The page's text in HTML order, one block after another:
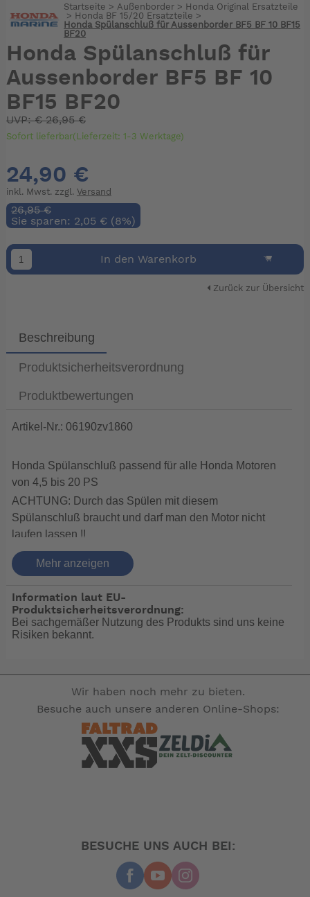
Startseite >Außenborder > Honda Original Ersatzteile
> Honda BF 15/20 Ersatzteile >
Honda Spülanschluß für Aussenborder BF5 BF 10 BF15
BF20
Honda Spülanschluß für
Aussenborder BF5 BF 10
BF15 BF20
UVP:€26,95 €
Sofort lieferbar(Lieferzeit: 1-3 Werktage)
24,90 €
inkl. Mwst. zzgl. Versand
26,95 €
Sie sparen: 2,05 € (8%)
In den Warenkorb
Zurück zur Übersicht
Beschreibung
Produktsicherheitsverordnung
Produktbewertungen
Artikel-Nr.: 06190zv1860
Honda Spülanschluß passend für alle Honda Motoren
von 4,5 bis 20 PS
ACHTUNG: Durch das Spülen mit diesem
Spülanschluß braucht und darf man den Motor nicht
laufen lassen !!
Laut Honda soll der Motor nur laufen wenn er im
Wasser hängt weil der Impeller in der Wasserpumpe
Bei hohen Drehzahlen kann es beim Probelauf mit
diesem Spülanschluß zu einem Defekt kommen !!
Mehr anzeigen
Information laut EU-
Produktsicherheitsverordnung:
Bei sachgemäßer Nutzung des Produkts sind uns keine
Risiken bekannt.
Wir haben noch mehr zu bieten.
Besuche auch unsere anderen Online-Shops:
BESUCHE UNS AUCH BEI: